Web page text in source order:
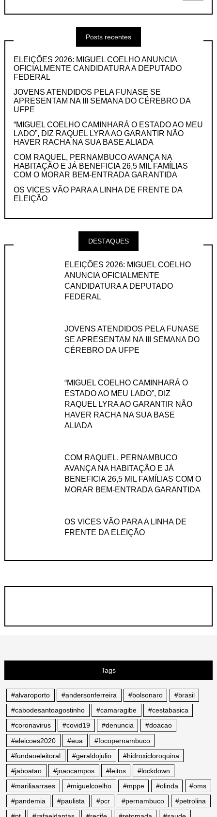
Posts recentes
ELEIÇÕES 2026: MIGUEL COELHO ANUNCIA
OFICIALMENTE CANDIDATURA A DEPUTADO
FEDERAL
JOVENS ATENDIDOS PELA FUNASE SE
APRESENTAM NA III SEMANA DO CÉREBRO DA
UFPE
“MIGUEL COELHO CAMINHARÁ O ESTADO AO MEU
LADO”, DIZ RAQUEL LYRA AO GARANTIR NÃO
HAVER RACHA NA SUA BASE ALIADA
COM RAQUEL, PERNAMBUCO AVANÇA NA
HABITAÇÃO E JÁ BENEFICIA 26,5 MIL FAMÍLIAS
COM O MORAR BEM-ENTRADA GARANTIDA
OS VICES VÃO PARA A LINHA DE FRENTE DA
ELEIÇÃO
DESTAQUES
ELEIÇÕES 2026: MIGUEL COELHO
ANUNCIA OFICIALMENTE
CANDIDATURA A DEPUTADO
FEDERAL
JOVENS ATENDIDOS PELA FUNASE
SE APRESENTAM NA III SEMANA DO
CÉREBRO DA UFPE
“MIGUEL COELHO CAMINHARÁ O
ESTADO AO MEU LADO”, DIZ
RAQUEL LYRA AO GARANTIR NÃO
HAVER RACHA NA SUA BASE
ALIADA
COM RAQUEL, PERNAMBUCO
AVANÇA NA HABITAÇÃO E JÁ
BENEFICIA 26,5 MIL FAMÍLIAS COM O
MORAR BEM-ENTRADA GARANTIDA
OS VICES VÃO PARA A LINHA DE
FRENTE DA ELEIÇÃO
Tags
#alvaroporto #andersonferreira #bolsonaro
#brasil
#cabodesantoagostinho
#camaragibe
#cestabasica
#coronavirus
#covid19 #denuncia
#doacao
#eleicoes2020
#eua
#focopernambuco
#fundaoeleitoral
#geraldojulio
#hidroxicloroquina
#jaboatao
#joaocampos #leitos
#lockdown
#mariliaarraes
#miguelcoelho #mppe #olinda
#oms
#pandemia
#paulista #pcr #pernambuco
#petrolina